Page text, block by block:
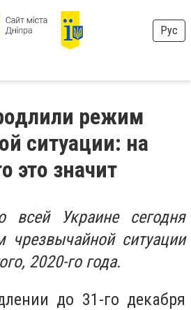
Рус
режим
ситуации: на
это значит
Украине сегодня
чрезвычайной ситуации
2020-го года.
до 31-го декабря